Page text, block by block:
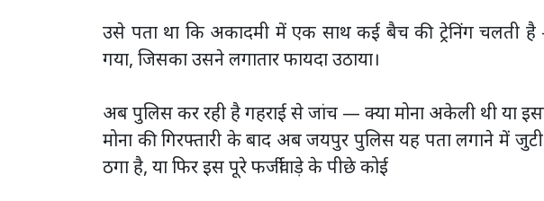
उसे पता था कि अकादमी में एक साथ कई बैच की ट्रेनिंग
गया, जिसका उसने लगातार फायदा उठाया।
अब पुलिस कर रही है गहराई से जांच — क्या मोना अकेली थी या
मोना की गिरफ्तारी के बाद अब जयपुर पुलिस यह पता लगाने में
ठगा है, या फिर इस पूरे फर्जीवाड़े के पीछे कोई